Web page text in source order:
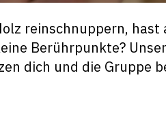
reinschnuppern, hast
Berührpunkte?
dich und die Gruppe